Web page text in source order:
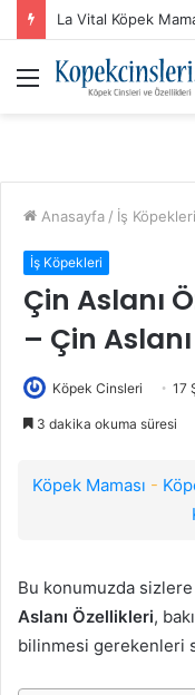
La Vital Köpek
Menü
Anasayfa / İş Köpekleri
İş Köpekleri
Çin Aslanı
– Çin
Köpek Cinsleri 17
3 dakika okuma süresi
Köpek Maması -
Bu konumuzda
Aslanı Özellikleri,
bilinmesi gerekenleri